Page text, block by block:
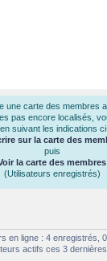
une carte des membres
pas encore localisés,
suivant les indications
sur la carte des
puis
la carte des membres
(Utilisateurs enregistrés)
en ligne : 4 enregistrés,
actifs ces 3